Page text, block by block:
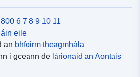
6 7 8 9 10 11
eile
an bhfoirm theagmhála
i gceann de lárionaid an Aontais